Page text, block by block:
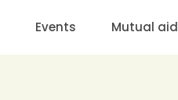
Events Mutual aid